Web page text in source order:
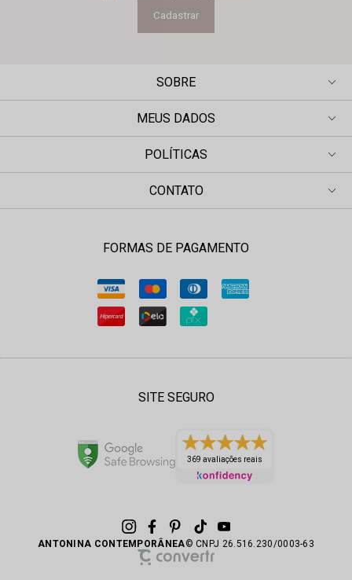
Cadastrar
SOBRE
MEUS DADOS
POLÍTICAS
CONTATO
FORMAS DE PAGAMENTO
SITE SEGURO
369 avaliações reais
ANTONINA CONTEMPORÂNEA© CNPJ 26.516.230/0003-63